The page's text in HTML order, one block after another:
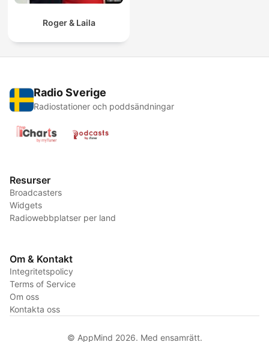
Roger & Laila
Radio Sverige
Radiostationer och poddsändningar
Resurser
Broadcasters
Widgets
Radiowebbplatser per land
Om & Kontakt
Integritetspolicy
Terms of Service
Om oss
Kontakta oss
© AppMind 2026. Med ensamrätt.